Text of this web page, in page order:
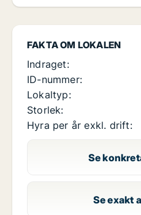
FAKTA OM LOKALEN
Indraget:
ID-nummer:
Lokaltyp:
Storlek:
Hyra per år exkl. drift:
Se
Se exakt